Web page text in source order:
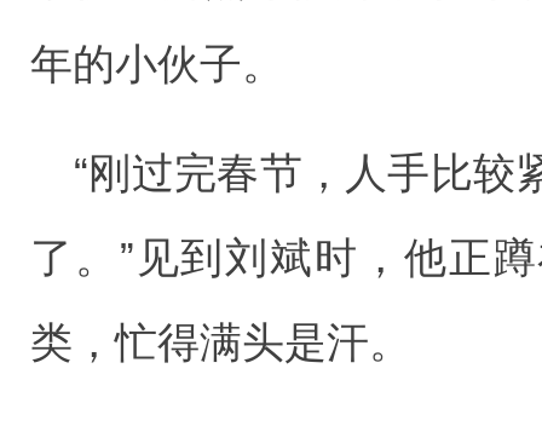
年的小伙子。
“刚过完春节，人手比较
了。”见到刘斌时，他正
类，忙得满头是汗。